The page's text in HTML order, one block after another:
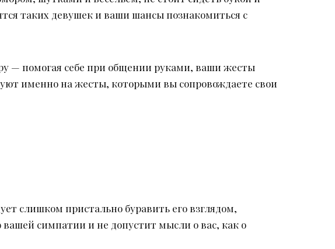
таких девушек и ваши шансы познакомиться с
— помогая себе при общении руками, ваши жесты
именно на жесты, которыми вы сопровождаете свои
слишком пристально буравить его взглядом,
симпатии и не допустит мысли о вас, как о